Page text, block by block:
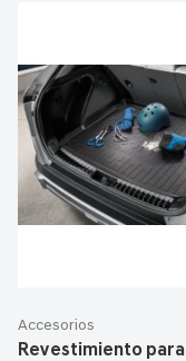
Accesorios
Revestimiento para